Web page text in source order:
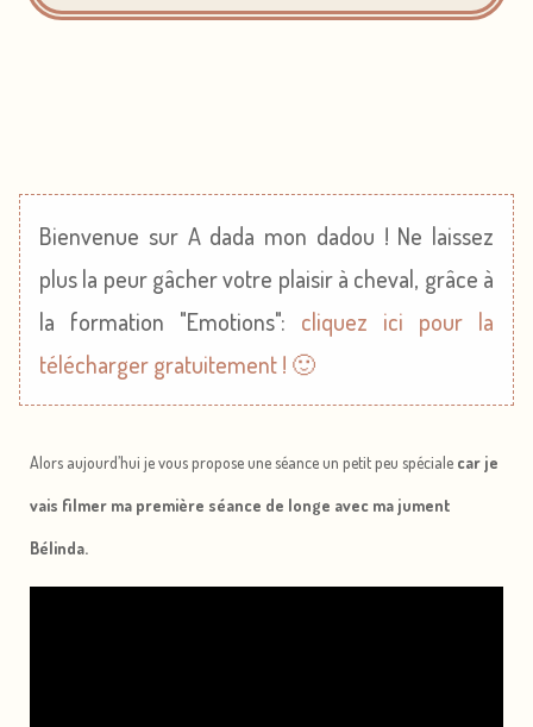
Bienvenue sur A dada mon dadou ! Ne laissez
plus la peur gâcher votre plaisir à cheval, grâce à
la formation "Emotions": cliquez ici pour la
télécharger gratuitement ! 🙂
Alors aujourd’hui je vous propose une séance un petit peu spéciale car je
vais filmer ma première séance de longe avec ma jument
Bélinda.